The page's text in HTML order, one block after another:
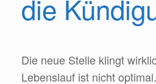
die
Die neue Stelle klingt
Lebenslauf ist nicht